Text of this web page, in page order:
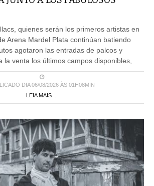
quienes serán los primeros artistas en
Arena Mardel Plata continúan batiendo
agotaron las entradas de palcos y
la venta los últimos campos disponibles,
DIA 06/08/2026 ÀS 01H08MIN
LEIA MAIS ...